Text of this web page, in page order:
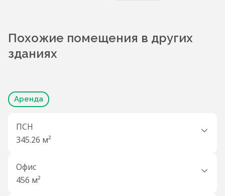
Похожие помещения в других
зданиях
Аренда
ПСН
345.26 м²
Офис
456 м²